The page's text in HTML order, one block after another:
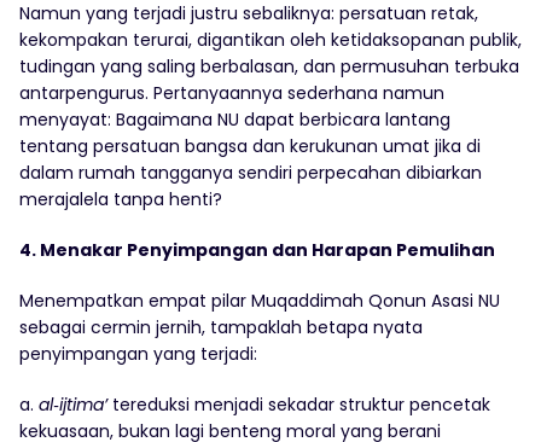
Namun yang terjadi justru sebaliknya: persatuan retak,
kekompakan terurai, digantikan oleh ketidaksopanan publik,
tudingan yang saling berbalasan, dan permusuhan terbuka
antarpengurus. Pertanyaannya sederhana namun
menyayat: Bagaimana NU dapat berbicara lantang
tentang persatuan bangsa dan kerukunan umat jika di
dalam rumah tangganya sendiri perpecahan dibiarkan
merajalela tanpa henti?
4. Menakar Penyimpangan dan Harapan Pemulihan
Menempatkan empat pilar Muqaddimah Qonun Asasi NU
sebagai cermin jernih, tampaklah betapa nyata
penyimpangan yang terjadi:
a. al‑ijtima’tereduksi menjadi sekadar struktur pencetak
kekuasaan, bukan lagi benteng moral yang berani